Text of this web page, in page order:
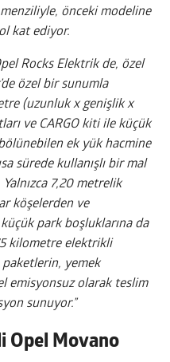
önceki modeline
kat ediyor.
Rocks Elektrik de, özel
özel bir sunumla
(uzunluk x genişlik x
ve CARGO kiti ile küçük
ek yük hacmine
sürede kullanışlı bir mal
7,20 metrelik
köşelerden ve
park boşluklarına da
kilometre elektrikli
yemek
emisyonsuz olarak teslim
sunuyor.”
Opel Movano